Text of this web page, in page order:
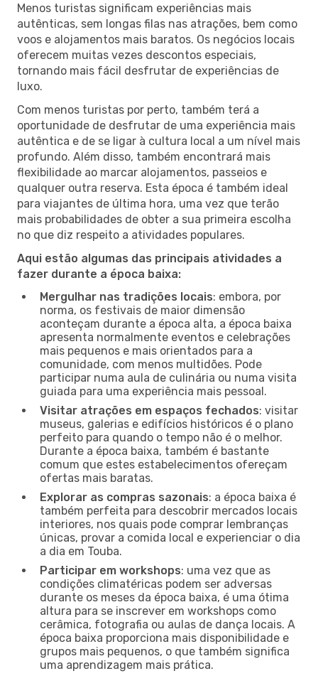
Menos turistas significam experiências mais
autênticas, sem longas filas nas atrações, bem como
voos e alojamentos mais baratos. Os negócios locais
oferecem muitas vezes descontos especiais,
tornando mais fácil desfrutar de experiências de
luxo.
Com menos turistas por perto, também terá a
oportunidade de desfrutar de uma experiência mais
autêntica e de se ligar à cultura local a um nível mais
profundo. Além disso, também encontrará mais
flexibilidade ao marcar alojamentos, passeios e
qualquer outra reserva. Esta época é também ideal
para viajantes de última hora, uma vez que terão
mais probabilidades de obter a sua primeira escolha
no que diz respeito a atividades populares.
Aqui estão algumas das principais atividades a
fazer durante a época baixa:
Mergulhar nas tradições locais: embora, por
norma, os festivais de maior dimensão
aconteçam durante a época alta, a época baixa
apresenta normalmente eventos e celebrações
mais pequenos e mais orientados para a
comunidade, com menos multidões. Pode
participar numa aula de culinária ou numa visita
guiada para uma experiência mais pessoal.
Visitar atrações em espaços fechados: visitar
museus, galerias e edifícios históricos é o plano
perfeito para quando o tempo não é o melhor.
Durante a época baixa, também é bastante
comum que estes estabelecimentos ofereçam
ofertas mais baratas.
Explorar as compras sazonais: a época baixa é
também perfeita para descobrir mercados locais
interiores, nos quais pode comprar lembranças
únicas, provar a comida local e experienciar o dia
a dia em Touba.
Participar em workshops: uma vez que as
condições climatéricas podem ser adversas
durante os meses da época baixa, é uma ótima
altura para se inscrever em workshops como
cerâmica, fotografia ou aulas de dança locais. A
época baixa proporciona mais disponibilidade e
grupos mais pequenos, o que também significa
uma aprendizagem mais prática.